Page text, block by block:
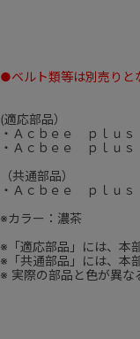
●ベルト類等は別売りと
(適応部品）
・Ａｃｂｅｅ ｐｌｕ
・Ａｃｂｅｅ ｐｌｕ
（共通部品）
・Ａｃｂｅｅ ｐｌｕ
※カラー：濃茶
※「適応部品」には、本
※「共通部品」には、本
※ 実際の部品と色が異な